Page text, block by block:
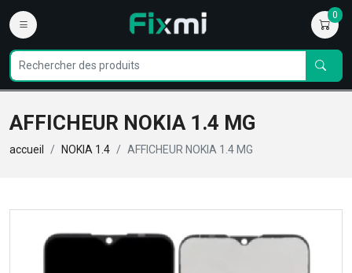
0
AFFICHEUR NOKIA 1.4 MG
accueil NOKIA 1.4 AFFICHEUR NOKIA 1.4 MG